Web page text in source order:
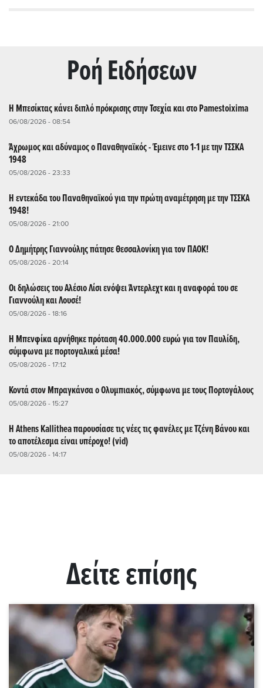
Ρoή Ειδήσεων
Η Μπεσίκτας κάνει διπλό πρόκρισης στην Τσεχία και στο Pamestoixima
06/08/2026 - 08:54
Άχρωμος και αδύναμος ο Παναθηναϊκός - Έμεινε στο 1-1 με την ΤΣΣΚΑ
1948
05/08/2026 - 23:33
Η εντεκάδα του Παναθηναϊκού για την πρώτη αναμέτρηση με την ΤΣΣΚΑ
1948!
05/08/2026 - 21:00
Ο Δημήτρης Γιαννούλης πάτησε Θεσσαλονίκη για τον ΠΑΟΚ!
05/08/2026 - 20:14
Οι δηλώσεις του Αλέσιο Λίσι ενόψει Άντερλεχτ και η αναφορά του σε
Γιαννούλη και Λουσέ!
05/08/2026 - 18:16
Η Μπενφίκα αρνήθηκε πρόταση 40.000.000 ευρώ για τον Παυλίδη,
σύμφωνα με πορτογαλικά μέσα!
05/08/2026 - 17:12
Κοντά στον Μπραγκάνσα ο Ολυμπιακός, σύμφωνα με τους Πορτογάλους
05/08/2026 - 15:27
Η Athens Kallithea παρουσίασε τις νέες τις φανέλες με Τζένη Βάνου και
το αποτέλεσμα είναι υπέροχο! (vid)
05/08/2026 - 14:17
Δείτε επίσης